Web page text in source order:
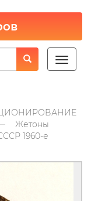
Toggle
Жетоны
1960-е